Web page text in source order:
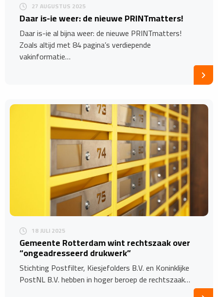
27 AUGUSTUS 2025
​Daar is-ie weer: de nieuwe PRINTmatters!
Daar is-ie al bijna weer: de nieuwe PRINTmatters!
Zoals altijd met 84 pagina’s verdiepende
vakinformatie…
18 JULI 2025
Gemeente Rotterdam wint rechtszaak over
“ongeadresseerd drukwerk”
Stichting Postfilter, Kiesjefolders B.V. en Koninklijke
PostNL B.V. hebben in hoger beroep de rechtszaak…